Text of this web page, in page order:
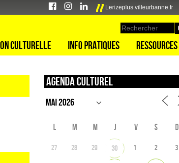
Lerizeplus.villeurbanne.fr
culturelle Info pratiques Ressources
Agenda culturel
L M M J V S D
27 28 29 30 1 2 3